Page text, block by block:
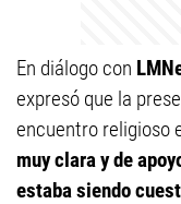
En diálogo con
expresó que la
encuentro religioso
muy clara y de
estaba siendo